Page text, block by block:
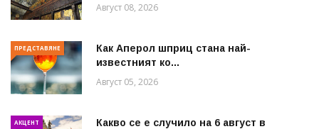
Август 08, 2026
ПРЕДСТАВЯНЕ
Как Аперол шприц стана най-
известният ко...
Август 05, 2026
АКЦЕНТ
Какво се е случило на 6 август в